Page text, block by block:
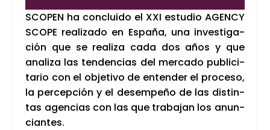
SCO­PEN ha con­clui­do el XXI estu­dio AGENCY
SCO­PE rea­li­za­do en Espa­ña, una inves­ti­ga­
ción que se rea­li­za cada dos años y que
ana­li­za las ten­den­cias del mer­ca­do publi­ci­
ta­rio con el obje­ti­vo de enten­der el pro­ce­so,
la per­cep­ción y el desem­pe­ño de las dis­tin­
tas agen­cias con las que tra­ba­jan los anun­
cian­tes.